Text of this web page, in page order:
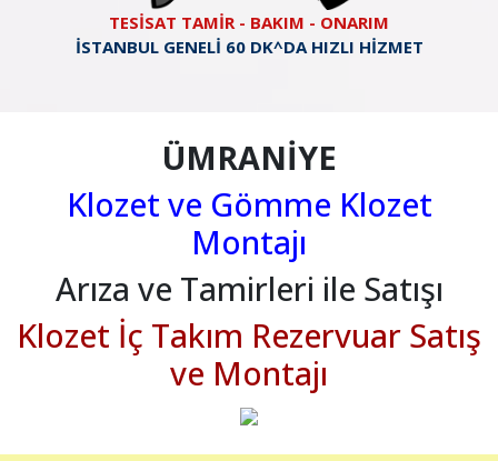
TESİSAT TAMİR - BAKIM - ONARIM
İSTANBUL GENELİ 60 DK^DA HIZLI HİZMET
ÜMRANİYE
Klozet ve Gömme Klozet
Montajı
Arıza ve Tamirleri ile Satışı
Klozet İç Takım Rezervuar Satış
ve Montajı